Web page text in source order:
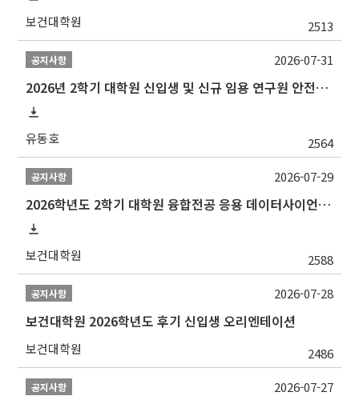
보건대학원 2513
공지사항
2026년 2학기 대학원 신입생 및 신규 임용 연구원 안전환경교육(신규교육) 실시 안내
유동호 2564
2026-07-31
공지사항
2026학년도 2학기 대학원 융합전공 응용 데이터사이언스 선발 계획 알림
보건대학원 2588
2026-07-29
공지사항
보건대학원 2026학년도 후기 신입생 오리엔테이션
보건대학원 2486
2026-07-28
공지사항 2026-07-27